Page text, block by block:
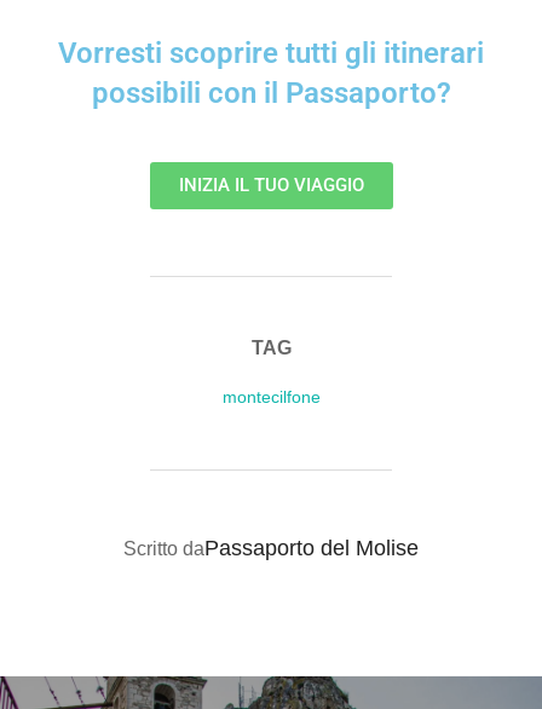
Vorresti scoprire tutti gli itinerari
possibili con il Passaporto?
INIZIA IL TUO VIAGGIO
TAG
montecilfone
AUTORE DELL'ARTICOLO
Scritto daPassaporto del Molise